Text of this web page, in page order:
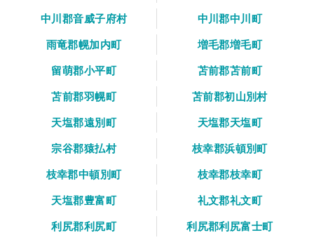
中川郡音威子府村
中川郡中川町
雨竜郡幌加内町
増毛郡増毛町
留萌郡小平町
苫前郡苫前町
苫前郡羽幌町
苫前郡初山別村
天塩郡遠別町
天塩郡天塩町
宗谷郡猿払村
枝幸郡浜頓別町
枝幸郡中頓別町
枝幸郡枝幸町
天塩郡豊富町
礼文郡礼文町
利尻郡利尻町
利尻郡利尻富士町